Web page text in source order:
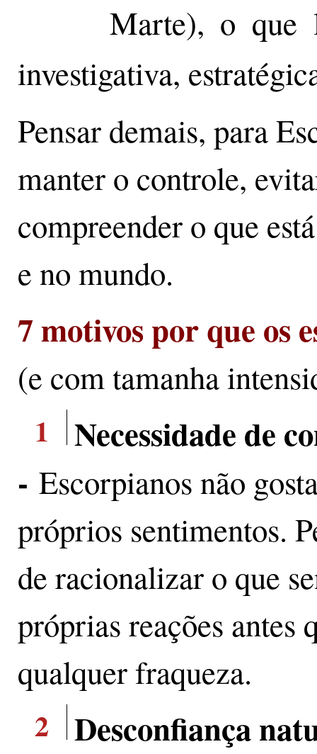
Marte), o que
investigativa,
Pensar demais, para
manter o controle,
compreender o que
e no mundo.
7 motivos por que os
(e com tamanha
1
Necessidade de
- Escorpianos não
próprios sentimentos.
de racionalizar o que
próprias reações antes
qualquer fraqueza.
2 Desconfiança